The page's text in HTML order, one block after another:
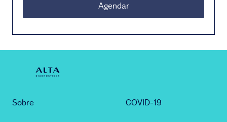
Agendar
Sobre COVID-19